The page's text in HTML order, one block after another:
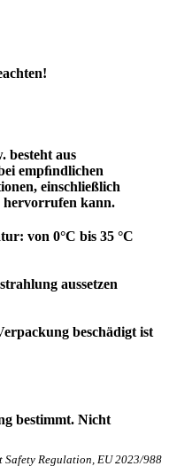
besteht aus
empﬁndlichen
einschließlich
hervorrufen kann.
von 0°C bis 35 °C
aussetzen
beschädigt ist
bestimmt. Nicht
Safety Regulation, EU 2023/988